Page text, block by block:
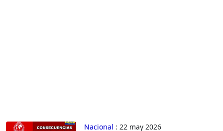
Nacional : 22 may 2026